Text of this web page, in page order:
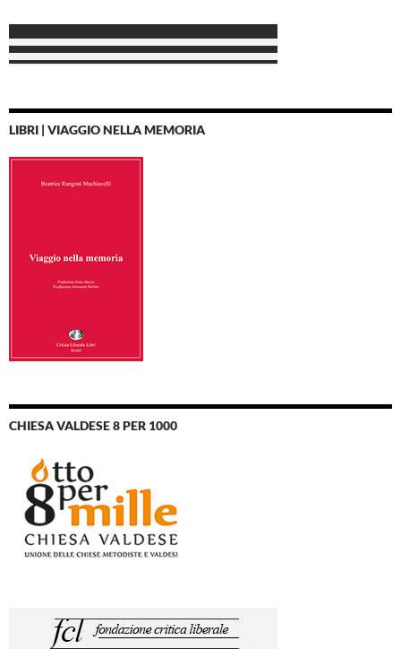
LIBRI | VIAGGIO NELLA MEMORIA
CHIESA VALDESE 8 PER 1000